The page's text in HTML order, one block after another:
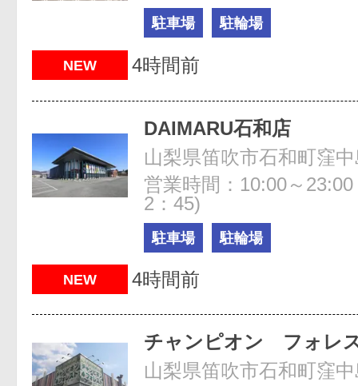
駐車場 駐輪場
NEW 4時間前
DAIMARU石和店
山梨県笛吹市石和町窪
営業時間：10:00～
2：45)
駐車場 駐輪場
NEW 4時間前
チャンピオン フォレ
山梨県笛吹市石和町窪